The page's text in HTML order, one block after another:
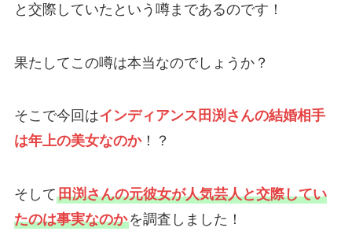
と交際していたという噂まであるのです！
果たしてこの噂は本当なのでしょうか？
そこで今回はインディアンス田渕さんの結婚相手
は年上の美女なのか！？
そして田渕さんの元彼女が人気芸人と交際してい
たのは事実なのかを調査しました！